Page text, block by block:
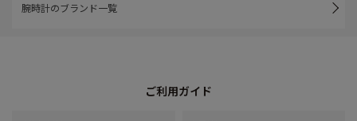
腕時計のブランド一覧
ご利用ガイド